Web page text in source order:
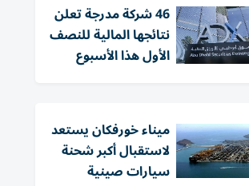
46 شركة مدرجة تعلن
نتائجها المالية للنصف
الأول هذا الأسبوع
ميناء خورفكان يستعد
لاستقبال أكبر شحنة
سيارات صينية